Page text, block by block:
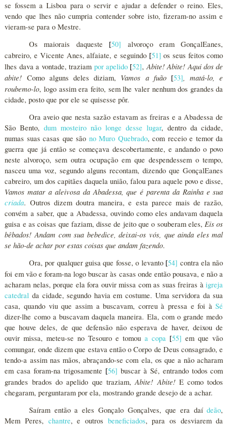
se fossem a Lisboa para o servir e ajudar a defender o reino. Eles,
vendo que lhes não cumpria contender sobre isto, fizeram-no assim e
vieram-se para o Mestre.
Os maiorais daqueste
[50] alvoroço eram GonçalEanes,
cabreiro, e Vicente Anes, alfaiate, e seguindo [51] os seus feitos como
lhes dava a vontade, traziam por apelido [52],Abite! Abite! Aqui dos de
abite! Como alguns deles diziam, Vamos a fuão [53], matá-lo, e
roubemo-lo, logo assim era feito, sem lhe valer nenhum dos grandes da
cidade, posto que por ele se quisesse pôr.
Ora aveio que nesta sazão estavam as freiras e a Abadessa de
São Bento,dum mosteiro não longe desse lugar, dentro da cidade,
numas suas casas que são no Muro Quebrado, com receio e temor da
guerra que já então se começava descobertamente, e andando o povo
neste alvoroço, sem outra ocupação em que despendessem o tempo,
nasceu uma voz, segundo alguns recontam, dizendo que GonçalEanes
cabreiro, um dos capitães daquela união, falou para aquele povo e disse,
Vamos matar a aleivosa da Abadessa, que é parenta da Rainha e sua
criada. Outros dizem doutra maneira, e esta parece mais de razão,
convém a saber, que a Abadessa, ouvindo como eles andavam daquela
guisa e as coisas que faziam, disse de jeito que o souberam eles,Eis os
bêbados! Andam com sua bebedice, deixai-os vós, que ainda eles mal
se hão-de achar por estas coisas que andam fazendo.
Ora, por qualquer guisa que fosse, o levanto [54] contra ela não
foi em vão e foram-na logo buscar às casas onde então pousava, e não a
acharam nelas, porque ela fora ouvir missa com as suas freiras àigreja
catedral da cidade, segundo havia em costume. Uma servidora da sua
casa, quando viu que assim a buscavam, correu à pressa e foi àSé
dizer-lhe como a buscavam daquela maneira. Ela, com o grande medo
que houve deles, de que defensão não esperava de haver, deixou de
ouvir missa, meteu-se no Tesouro e tomoua copa [55] em que vão
comungar, onde dizem que estava então o Corpo de Deus consagrado, e
tendo-a assim nas mãos, abraçando-se com ela, os que a não acharam
em casa foram-na trigosamente [56] buscar à Sé, entrando todos com
grandes brados do apelido que traziam,Abite! Abite!E como todos
chegaram, perguntaram por ela, mostrando grande desejo de a achar.
Saíram então a eles Gonçalo Gonçalves, que era daídeão,
Mem Peres, chantre, e outros beneficiados, para os desviarem da